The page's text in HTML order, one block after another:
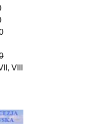
VIII